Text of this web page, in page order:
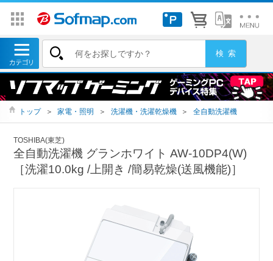
トップ ＞ 家電・照明 ＞ 洗濯機・洗濯乾燥機 ＞ 全自動洗濯機
TOSHIBA(東芝)
全自動洗濯機 グランホワイト AW-10DP4(W)
［洗濯10.0kg /上開き /簡易乾燥(送風機能)］